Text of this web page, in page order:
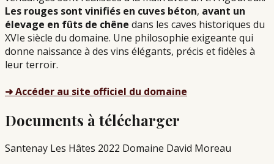
Les rouges sont vinifiés en cuves béton, avant un
élevage en fûts de chêne dans les caves historiques du
XVIe siècle du domaine. Une philosophie exigeante qui
donne naissance à des vins élégants, précis et fidèles à
leur terroir.
➜ Accéder au site officiel du domaine
Documents à télécharger
Santenay Les Hâtes 2022 Domaine David Moreau